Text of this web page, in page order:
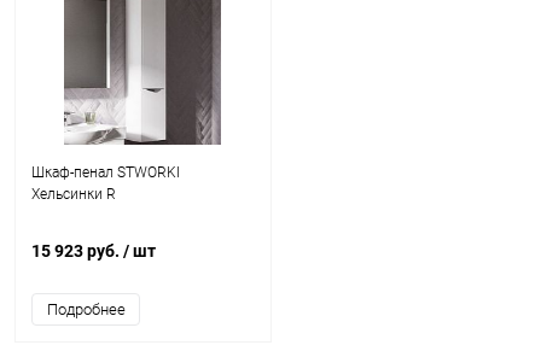
Шкаф-пенал STWORKI
Хельсинки R
15 923 руб. / шт
Подробнее